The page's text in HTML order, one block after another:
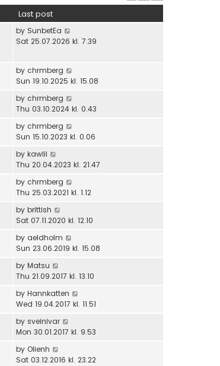
Last post
by SunbetEa
Sat 25.07.2026 kl. 7.39
by chrmberg
Sun 19.10.2025 kl. 15.08
by chrmberg
Thu 03.10.2024 kl. 0.43
by chrmberg
Sun 15.10.2023 kl. 0.06
by kawlii
Thu 20.04.2023 kl. 21.47
by chrmberg
Thu 25.03.2021 kl. 1.12
by brittish
Sat 07.11.2020 kl. 12.10
by aeldholm
Sun 23.06.2019 kl. 15.08
by Matsu
Thu 21.09.2017 kl. 13.10
by Hannkatten
Wed 19.04.2017 kl. 11.51
by sveinivar
Mon 30.01.2017 kl. 9.53
by Olienh
Sat 03.12.2016 kl. 23.22